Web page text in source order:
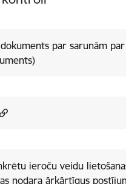
dokuments par sarunām
ieroču veidu
nodara ārkārtīgus